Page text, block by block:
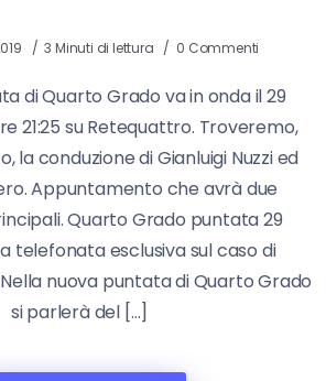
3 Minuti di lettura 0 Commenti
di Quarto Grado va in onda il 29
21:25 su Retequattro. Troveremo,
la conduzione di Gianluigi Nuzzi ed
Appuntamento che avrà due
Quarto Grado puntata 29
telefonata esclusiva sul caso di
nuova puntata di Quarto Grado
si parlerà del […]